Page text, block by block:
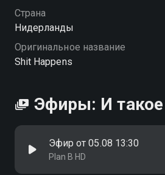
Страна
Нидерланды
Оригинальное название
Shit Happens
Эфиры: И такое
Эфир от 05.08 13:30
Plan B HD